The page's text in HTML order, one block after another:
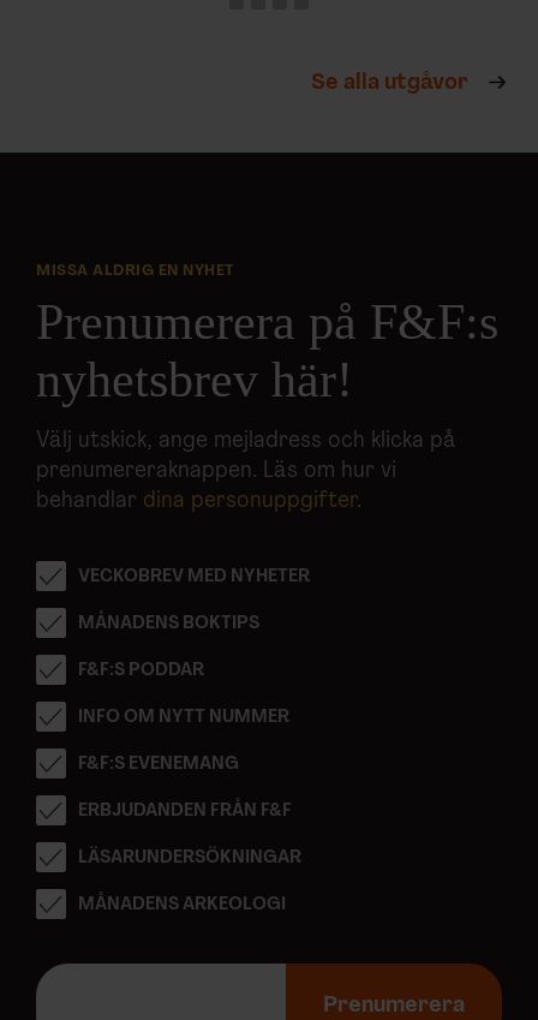
Se alla utgåvor
MISSA ALDRIG EN NYHET
Prenumerera på F&F:s
nyhetsbrev här!
Välj utskick, ange mejladress och klicka på
prenumereraknappen. Läs om hur vi
behandlar dina personuppgifter.
VECKOBREV MED NYHETER
MÅNADENS BOKTIPS
F&F:S PODDAR
INFO OM NYTT NUMMER
F&F:S EVENEMANG
ERBJUDANDEN FRÅN F&F
LÄSARUNDERSÖKNINGAR
MÅNADENS ARKEOLOGI
E
Prenumerera